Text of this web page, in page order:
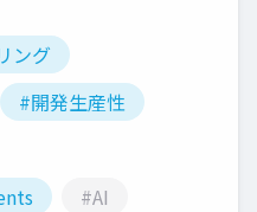
ング
#開発生産性
#AI